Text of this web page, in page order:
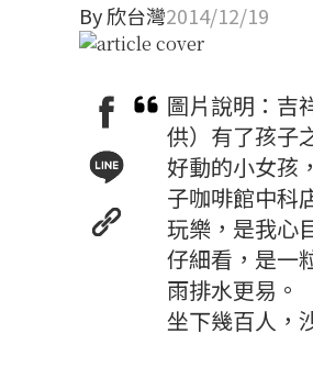
By欣台灣2014/12/19
圖片說明：吉
供）有了孩子
好動的小女孩
子咖啡館中科
玩樂，是我心
仔細看，是一
雨排水更易。
坐下幾百人，